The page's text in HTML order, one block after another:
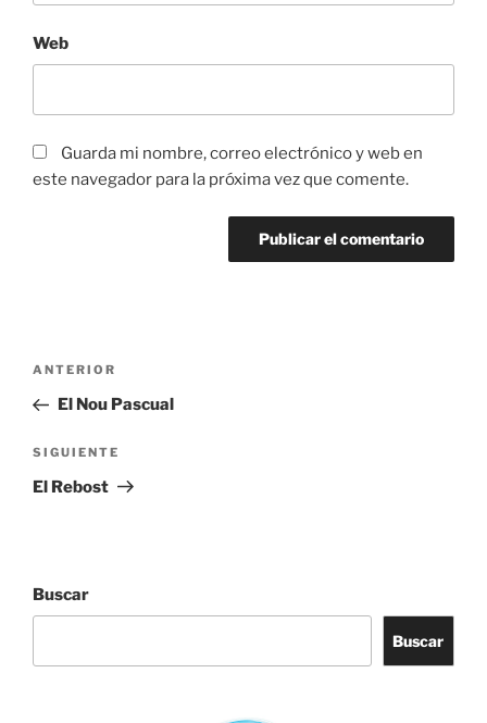
Web
Guarda mi nombre, correo electrónico y web en
este navegador para la próxima vez que comente.
Navegación
entradas
Entrada
anterior:
ANTERIOR
El Nou Pascual
Siguiente
entrada
SIGUIENTE
El Rebost
Buscar
Buscar